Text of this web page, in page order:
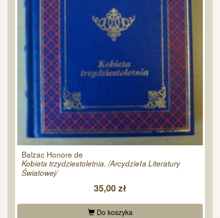
Balzac Honore de
Kobieta trzydziestoletnia. /Arcydzieła Literatury
Światowej/
35,00 zł
Do koszyka